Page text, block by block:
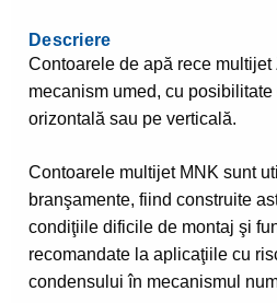
Descriere
Contoarele de apă rece multijet
mecanism umed, cu
orizontală sau pe verticală.
Contoarele multijet MNK sunt
branşamente, fiind construite
condiţiile dificile de montaj şi
recomandate la aplicaţiile cu
condensului în mecanismul